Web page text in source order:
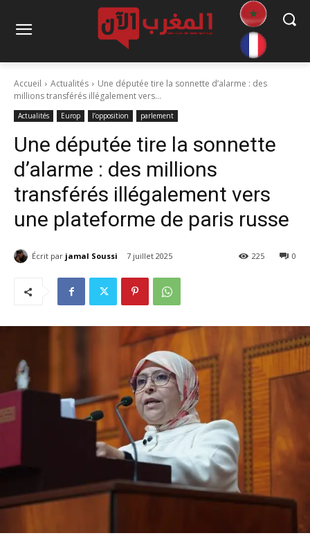
Accueil Actualités
Une députée tire la sonnette d’alarme : des
millions transférés illégalement vers...
Actualités Europ l’opposition parlement
Une députée tire la sonnette
d’alarme : des millions
transférés illégalement vers
une plateforme de paris russe
Écrit par jamal Soussi 7 juillet 2025 0
225